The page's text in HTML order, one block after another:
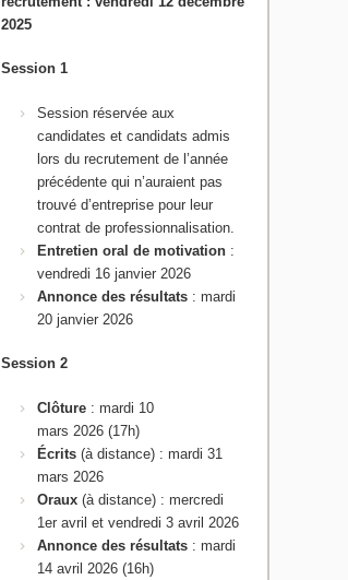
2025
Session 1
Session réservée aux
candidates et candidats admis
lors du recrutement de l’année
précédente qui n’auraient pas
trouvé d’entreprise pour leur
contrat de professionnalisation.
Entretien oral de motivation:
vendredi 16 janvier 2026
Annonce des résultats: mardi
20 janvier 2026
Session 2
Clôture: mardi 10
mars 2026 (17h)
Écrits (à distance) : mardi 31
mars 2026
Oraux(à distance) : mercredi
1er avril et vendredi 3 avril 2026
Annonce des résultats: mardi
14 avril 2026 (16h)